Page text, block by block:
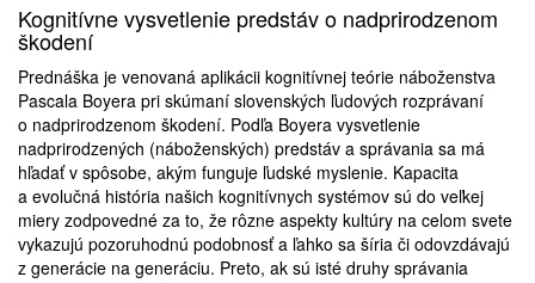
Kognitívne vysvetlenie predstáv o nadprirodzenom
škodení
Prednáška je venovaná aplikácii kognitívnej teórie náboženstva
Pascala Boyera pri skúmaní slovenských ľudových rozprávaní
o nadprirodzenom škodení. Podľa Boyera vysvetlenie
nadprirodzených (náboženských) predstáv a správania sa má
hľadať v spôsobe, akým funguje ľudské myslenie. Kapacita
a evolučná história našich kognitívnych systémov sú do veľkej
miery zodpovedné za to, že rôzne aspekty kultúry na celom svete
vykazujú pozoruhodnú podobnosť a ľahko sa šíria či odovzdávajú
z generácie na generáciu. Preto, ak sú isté druhy správania